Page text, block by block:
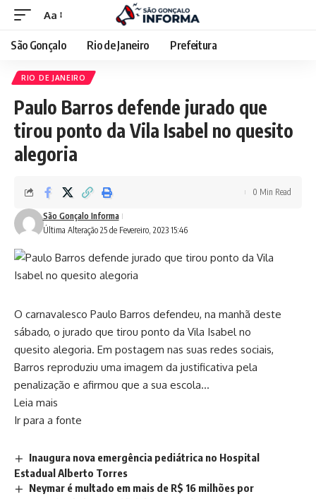
Aa
São Gonçalo Rio de Janeiro Prefeitura
RIO DE JANEIRO
Paulo Barros defende jurado que
tirou ponto da Vila Isabel no quesito
alegoria
Última Alteração 25 de Fevereiro, 2023 15:46
São Gonçalo Informa
0 Min Read
O carnavalesco Paulo Barros defendeu, na manhã deste
sábado, o jurado que tirou ponto da Vila Isabel no
quesito alegoria. Em postagem nas suas redes sociais,
Barros reproduziu uma imagem da justificativa pela
penalização e afirmou que a sua escola…
Leia mais
Ir para a fonte
Inaugura nova emergência pediátrica no Hospital
Estadual Alberto Torres
Neymar é multado em mais de R$ 16 milhões por